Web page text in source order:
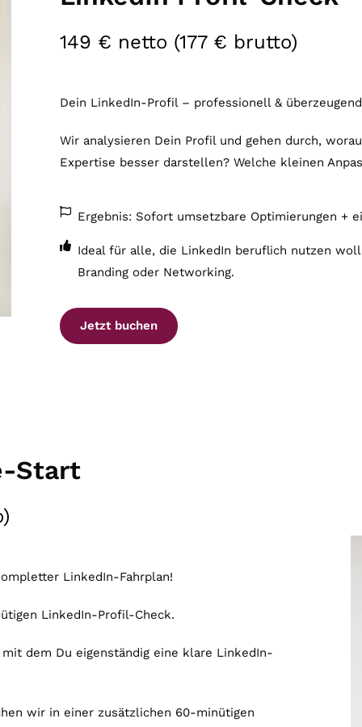
149 € netto (177 € brutto)
Dein LinkedIn-Profil – professionell &
Wir analysieren Dein Profil und gehen durch,
Expertise besser darstellen? Welche kleinen
Ergebnis: Sofort umsetzbare Optimierungen +
Ideal für alle, die LinkedIn beruflich nutzen
Branding oder Networking.
Jetzt buchen
Start
LinkedIn-Fahrplan!
LinkedIn-Profil-Check.
dem Du eigenständig eine klare LinkedIn-
wir in einer zusätzlichen 60-minütigen